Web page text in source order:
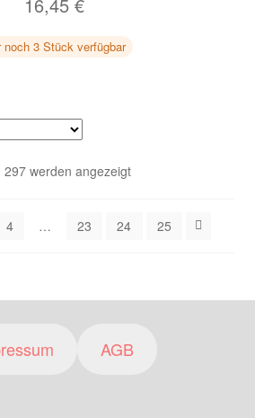
16,45 €
noch 3 Stück verfügbar
werden angezeigt
4 … 23 24 25
AGB